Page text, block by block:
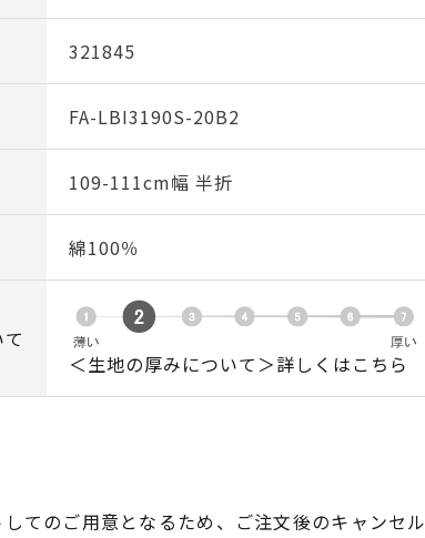
321845
FA-LBI3190S-20B2
109-111cm幅 半折
綿100％
＜生地の厚みについて＞詳しくはこちら
してのご用意となるため、ご注文後のキャンセル